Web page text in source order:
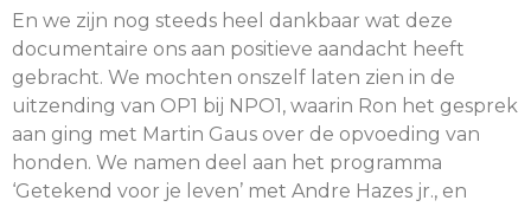
En we zijn nog steeds heel dankbaar wat deze
documentaire ons aan positieve aandacht heeft
gebracht. We mochten onszelf laten zien in de
uitzending van OP1 bij NPO1, waarin Ron het gesprek
aan ging met Martin Gaus over de opvoeding van
honden. We namen deel aan het programma
‘Getekend voor je leven’ met Andre Hazes jr., en